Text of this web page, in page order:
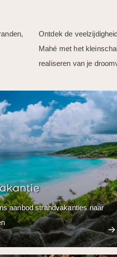
Ontdek de
Mahé met het
realiseren van je
aanbod strandvakanties naar